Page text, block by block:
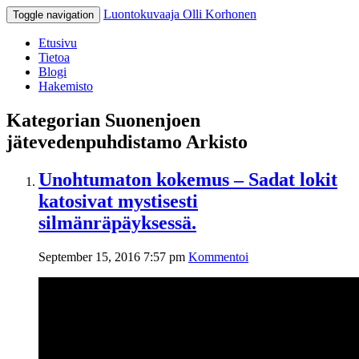
Toggle navigation Luontokuvaaja Olli Korhonen
Etusivu
Tietoa
Blogi
Hakemisto
Kategorian Suonenjoen
jätevedenpuhdistamo Arkisto
Unohtumaton kokemus – Sadat lokit
katosivat mystisesti
silmänräpäyksessä.
September 15, 2016 7:57 pm Kommentoi